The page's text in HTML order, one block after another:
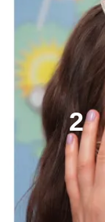
2